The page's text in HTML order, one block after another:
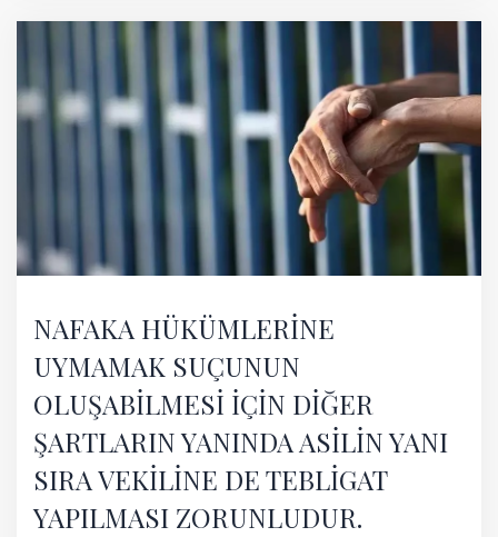
NAFAKA HÜKÜMLERİNE
UYMAMAK SUÇUNUN
OLUŞABİLMESİ İÇİN DİĞER
ŞARTLARIN YANINDA ASİLİN YANI
SIRA VEKİLİNE DE TEBLİGAT
YAPILMASI ZORUNLUDUR.